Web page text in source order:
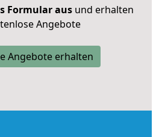
Formular ausund erhalten
Angebote
Angebote erhalten